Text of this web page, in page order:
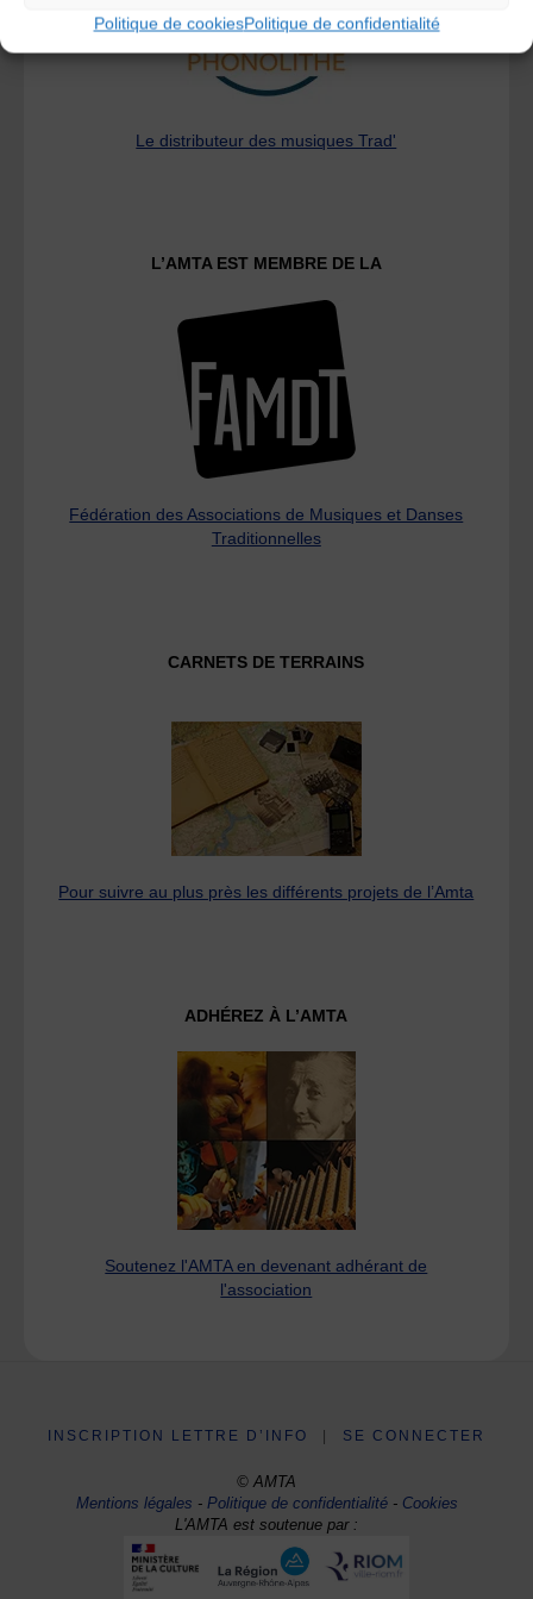
Politique de cookiesPolitique de confidentialité
Le distributeur des musiques Trad'
L’AMTA EST MEMBRE DE LA
Fédération des Associations de Musiques et Danses
Traditionnelles
CARNETS DE TERRAINS
Pour suivre au plus près les différents projets de l’Amta
ADHÉREZ À L’AMTA
Soutenez l'AMTA en devenant adhérant de
l'association
INSCRIPTION LETTRE D’INFO SE CONNECTER
© AMTA
Mentions légales -Politique de confidentialité- Cookies
L'AMTA est soutenue par :